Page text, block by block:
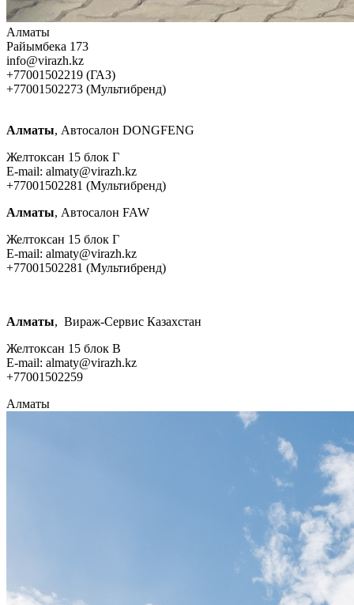
Алматы
Райымбека 173
info@virazh.kz
+77001502219 (ГАЗ)
+77001502273 (Мультибренд)
Алматы, Автосалон DONGFENG
Желтоксан 15 блок Г
E-mail: almaty@virazh.kz
+77001502281 (Мультибренд)
Алматы, Автосалон FAW
Желтоксан 15 блок Г
E-mail: almaty@virazh.kz
+77001502281 (Мультибренд)
Алматы, Вираж-Сервис Казахстан
Желтоксан 15 блок В
E-mail: almaty@virazh.kz
+77001502259
Алматы